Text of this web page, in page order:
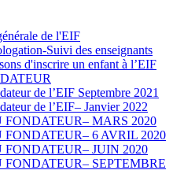
de l'EIF
Suivi des enseignants
d'inscrire un enfant à l’EIF
de l’EIF Septembre 2021
de l’EIF– Janvier 2022
FONDATEUR– MARS 2020
6 AVRIL 2020
FONDATEUR– JUIN 2020
SEPTEMBRE